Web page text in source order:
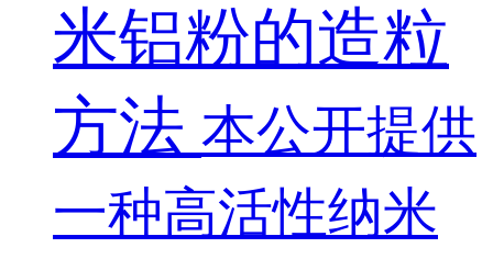
米铝粉的造粒
方法 本公开提供
一种高活性纳米